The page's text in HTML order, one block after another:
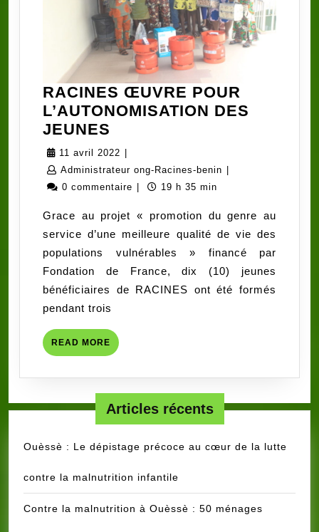
RACINES ŒUVRE POUR
L’AUTONOMISATION DES
JEUNES
ŒUVRE
POUR
L’AUTONOMISATION
JEUNES
11 avril 2022 11
avril
2022
Administrateur ong-Racines-benin Administrateur
benin
0 commentaire
19 h 35 min
Grace au projet « promotion du genre au
service d’une meilleure qualité de vie des
populations vulnérables » financé par
Fondation de France, dix (10) jeunes
bénéficiaires de RACINES ont été formés
pendant trois
READ MORE READ
MORE
Articles récents
Ouèssè : Le dépistage précoce au cœur de la lutte
contre la malnutrition infantile
Contre la malnutrition à Ouèssè : 50 ménages